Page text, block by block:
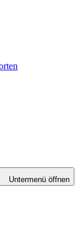
Untermenü öffnen